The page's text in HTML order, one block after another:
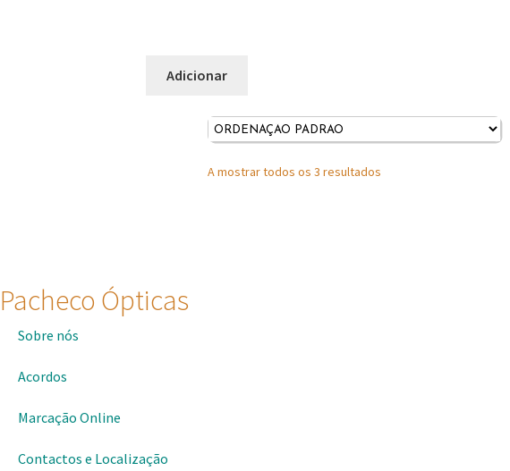
Adicionar
A mostrar todos os 3 resultados
Pacheco Ópticas
Sobre nós
Acordos
Marcação Online
Contactos e Localização